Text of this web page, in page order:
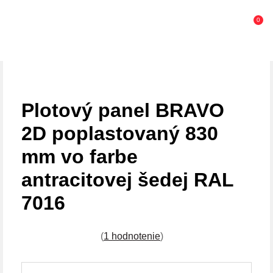
0
Plotový panel BRAVO
2D poplastovaný 830
mm vo farbe
antracitovej šedej RAL
7016
(1 hodnotenie)